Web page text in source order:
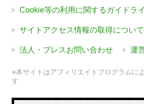
Cookie等の利用に関するガイドラ
サイトアクセス情報の取得について
法人・プレスお問い合わせ 運
※本サイトはアフィリエイトプログラムに
す